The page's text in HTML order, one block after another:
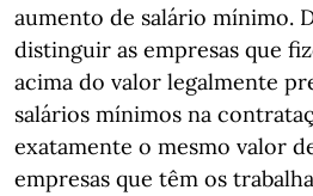
aumento de salário mínimo.
distinguir as empresas que
acima do valor legalmente
salários mínimos na
exatamente o mesmo valor
empresas que têm os